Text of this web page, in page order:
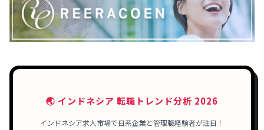
🌏 インドネシア 転職トレンド分析 2026
インドネシア求人市場で日系企業と管理職経験者が注目！